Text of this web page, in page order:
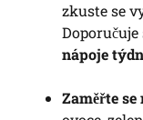
zkuste se
nápoje
Zaměřte